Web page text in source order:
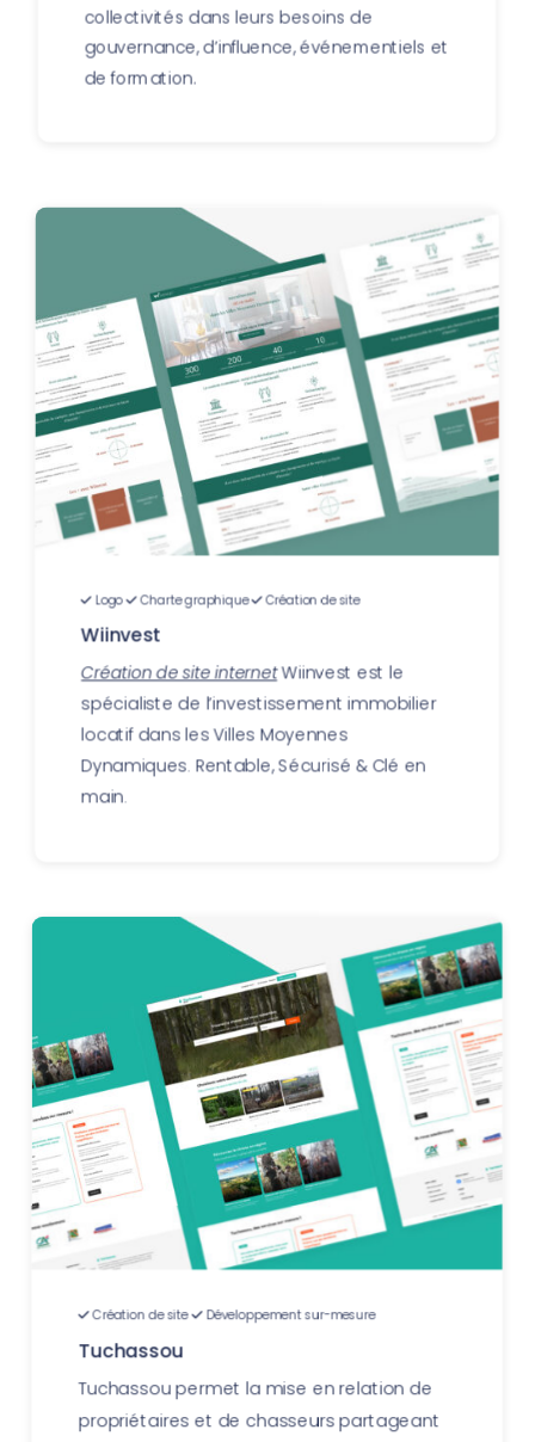
collectivités dans leurs besoins de
gouvernance, d’influence, événementiels et
de formation.
Logo Charte graphique Création de site
Wiinvest
Création de site internetWiinvest est le
spécialiste de l’investissement immobilier
locatif dans les Villes Moyennes
Dynamiques. Rentable, Sécurisé & Clé en
main.
Création de site Développement sur-mesure
Tuchassou
Tuchassou permet la mise en relation de
propriétaires et de chasseurs partageant